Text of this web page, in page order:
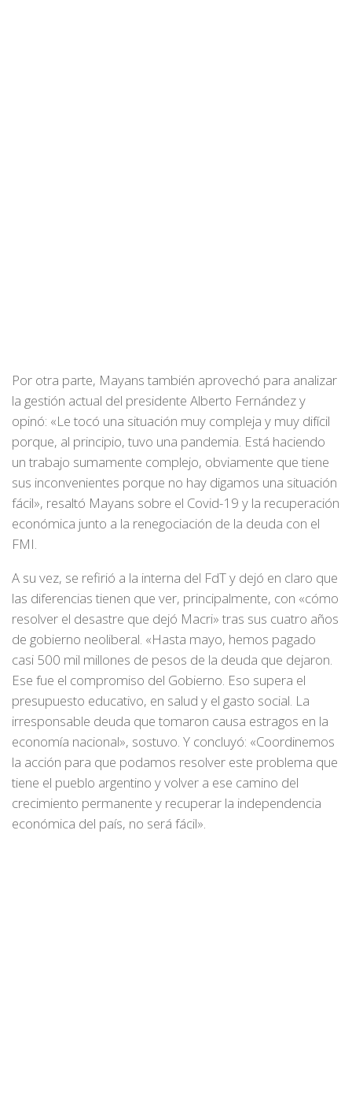
Por otra parte, Mayans también aprovechó para analizar
la gestión actual del presidente Alberto Fernández y
opinó: «Le tocó una situación muy compleja y muy difícil
porque, al principio, tuvo una pandemia. Está haciendo
un trabajo sumamente complejo, obviamente que tiene
sus inconvenientes porque no hay digamos una situación
fácil», resaltó Mayans sobre el Covid-19 y la recuperación
económica junto a la renegociación de la deuda con el
FMI.
A su vez, se refirió a la interna del FdT y dejó en claro que
las diferencias tienen que ver, principalmente, con «cómo
resolver el desastre que dejó Macri» tras sus cuatro años
de gobierno neoliberal. «Hasta mayo, hemos pagado
casi 500 mil millones de pesos de la deuda que dejaron.
Ese fue el compromiso del Gobierno. Eso supera el
presupuesto educativo, en salud y el gasto social. La
irresponsable deuda que tomaron causa estragos en la
economía nacional», sostuvo. Y concluyó: «Coordinemos
la acción para que podamos resolver este problema que
tiene el pueblo argentino y volver a ese camino del
crecimiento permanente y recuperar la independencia
económica del país, no será fácil».